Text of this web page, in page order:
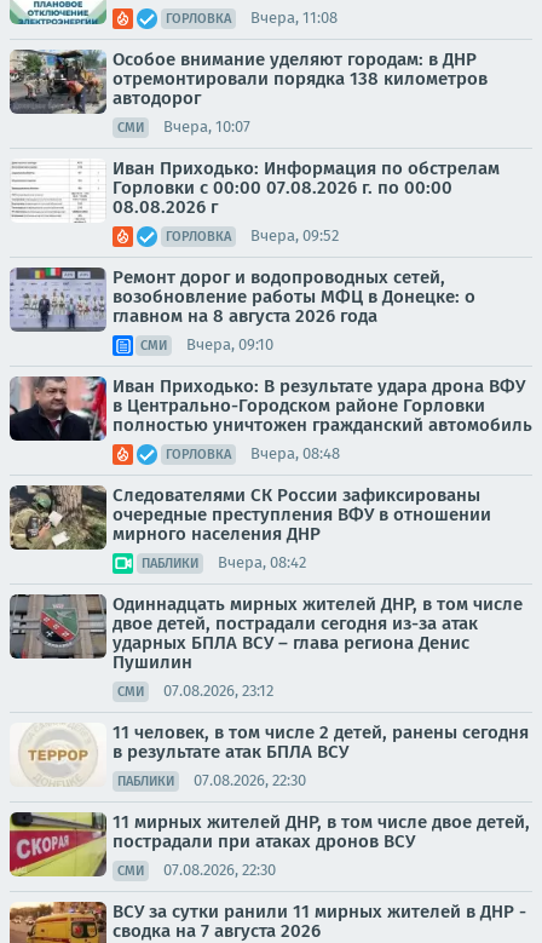
ГОРЛОВКА Вчера, 11:08
Особое внимание уделяют городам: в ДНР
отремонтировали порядка 138 километров
автодорог
СМИ Вчера, 10:07
Иван Приходько: Информация по обстрелам
Горловки с 00:00 07.08.2026 г. по 00:00
08.08.2026 г
ГОРЛОВКА Вчера, 09:52
Ремонт дорог и водопроводных сетей,
возобновление работы МФЦ в Донецке: о
главном на 8 августа 2026 года
СМИ Вчера, 09:10
Иван Приходько: В результате удара дрона ВФУ
в Центрально-Городском районе Горловки
полностью уничтожен гражданский автомобиль
ГОРЛОВКА Вчера, 08:48
Следователями СК России зафиксированы
очередные преступления ВФУ в отношении
мирного населения ДНР
ПАБЛИКИ Вчера, 08:42
Одиннадцать мирных жителей ДНР, в том числе
двое детей, пострадали сегодня из-за атак
ударных БПЛА ВСУ – глава региона Денис
Пушилин
СМИ 07.08.2026, 23:12
11 человек, в том числе 2 детей, ранены сегодня
в результате атак БПЛА ВСУ
ПАБЛИКИ 07.08.2026, 22:30
11 мирных жителей ДНР, в том числе двое детей,
пострадали при атаках дронов ВСУ
СМИ 07.08.2026, 22:30
ВСУ за сутки ранили 11 мирных жителей в ДНР -
сводка на 7 августа 2026